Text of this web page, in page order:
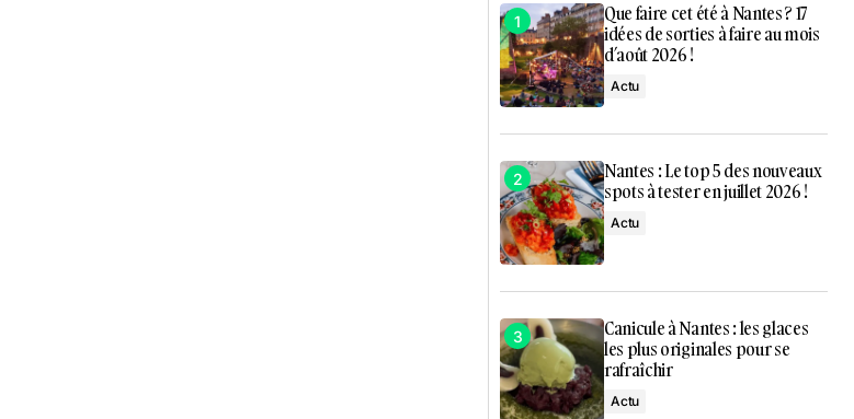
Que faire cet été à Nantes ? 17
idées de sorties à faire au mois
d’août 2026 !
Actu
Nantes : Le top 5 des nouveaux
spots à tester en juillet 2026 !
Actu
Canicule à Nantes : les glaces
les plus originales pour se
rafraîchir
Actu